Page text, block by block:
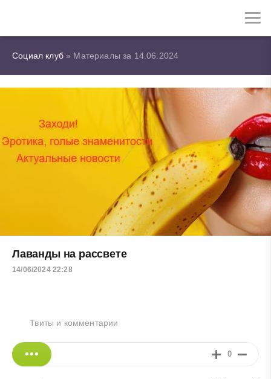
Социал клуб» Материалы за 14.06.2024
Лаванды на рассвете
14/06/2024 22:28
Твиты и комментарии
0